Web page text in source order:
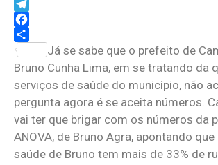
Bluesky
Telegram
Facebook
Share
Já se sabe que o prefeito de
Bruno Cunha Lima, em se tratando da
serviços de saúde do município, não
pergunta agora é se aceita números.
vai ter que brigar com os números da
ANOVA, de Bruno Agra, apontando
saúde de Bruno tem mais de 33% de